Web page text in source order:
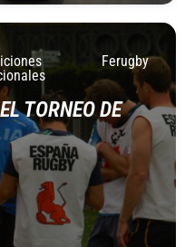
Ferugby
TORNEO DE